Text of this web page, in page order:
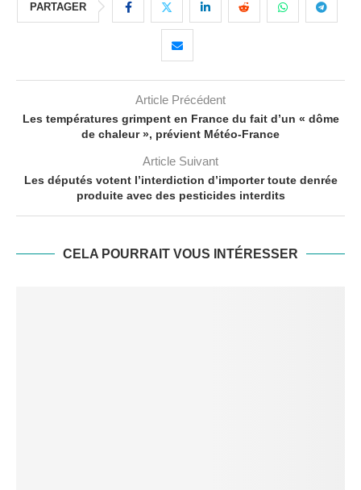
PARTAGER
Article Précédent
Les températures grimpent en France du fait d’un « dôme
de chaleur », prévient Météo-France
Article Suivant
Les députés votent l’interdiction d’importer toute denrée
produite avec des pesticides interdits
CELA POURRAIT VOUS INTÉRESSER